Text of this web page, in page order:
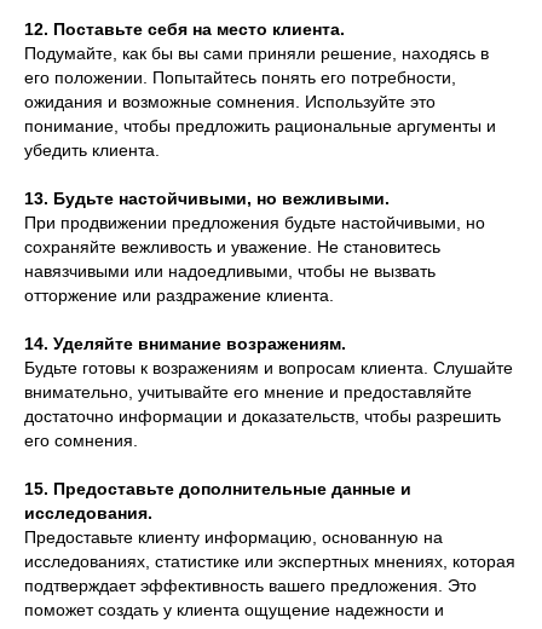
12. Поставьте себя на место клиента.
Подумайте, как бы вы сами приняли решение, находясь в
его положении. Попытайтесь понять его потребности,
ожидания и возможные сомнения. Используйте это
понимание, чтобы предложить рациональные аргументы и
убедить клиента.
13. Будьте настойчивыми, но вежливыми.
При продвижении предложения будьте настойчивыми, но
сохраняйте вежливость и уважение. Не становитесь
навязчивыми или надоедливыми, чтобы не вызвать
отторжение или раздражение клиента.
14. Уделяйте внимание возражениям.
Будьте готовы к возражениям и вопросам клиента. Слушайте
внимательно, учитывайте его мнение и предоставляйте
достаточно информации и доказательств, чтобы разрешить
его сомнения.
15. Предоставьте дополнительные данные и
исследования.
Предоставьте клиенту информацию, основанную на
исследованиях, статистике или экспертных мнениях, которая
подтверждает эффективность вашего предложения. Это
поможет создать у клиента ощущение надежности и